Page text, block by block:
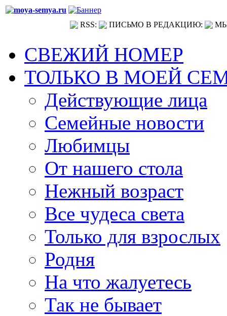
RSS: ПИСЬМО В РЕДАКЦИЮ:
СВЕЖИЙ НОМЕР
ТОЛЬКО В МОЕЙ
Действующие лица
Семейные новости
Любимцы
От нашего стола
Нежный возраст
Все чудеса света
Только для взрослых
Родня
На что жалуетесь
Так не бывает